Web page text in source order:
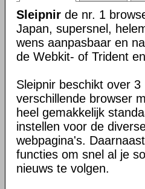
Sleipnir de nr. 1
Japan, supersnel,
wens aanpasbaar en
de Webkit- of Trident
Sleipnir beschikt over 3
verschillende browser
heel gemakkelijk
instellen voor de
webpagina's.
functies om snel al je
nieuws te volgen.